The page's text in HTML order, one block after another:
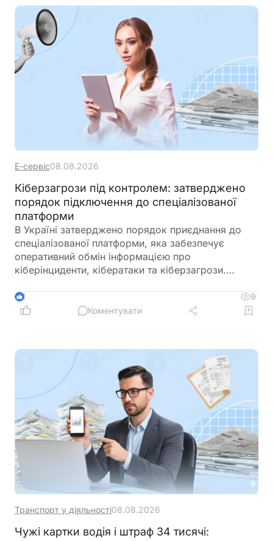
Е-сервіс08.08.2026
Кіберзагрози під контролем: затверджено
порядок підключення до спеціалізованої
платформи
В Україні затверджено порядок приєднання до
спеціалізованої платформи, яка забезпечує
оперативний обмін інформацією про
кіберінциденти, кібератаки та кіберзагрози.
між державними органами, операторами
критичної інфраструктури та іншими суб’єктами
3
9
Коментувати
Транспорт у діяльності08.08.2026
Чужі картки водія і штраф 34 тисячі: